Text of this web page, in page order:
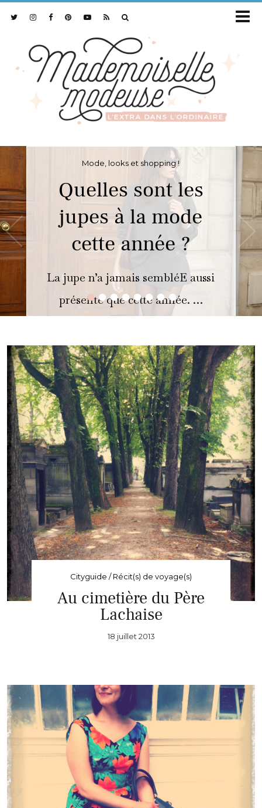
••••••••
Mode, looks et shopping !
Quelles sont les
jupes à la mode
cette année ?
La jupe n’a jamais sembléE aussi
présente que cette année. …
Cityguide / Récit(s) de voyage(s)
Au cimetière du Père
Lachaise
18 juillet 2013